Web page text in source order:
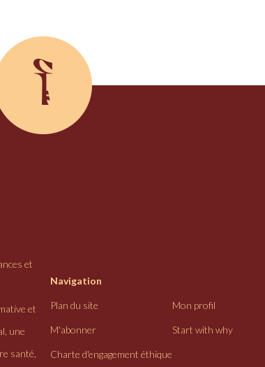
et
et
une
santé,
Navigation
Plan du site Mon profil
M'abonner Start with why
Charte d'engagement éthique